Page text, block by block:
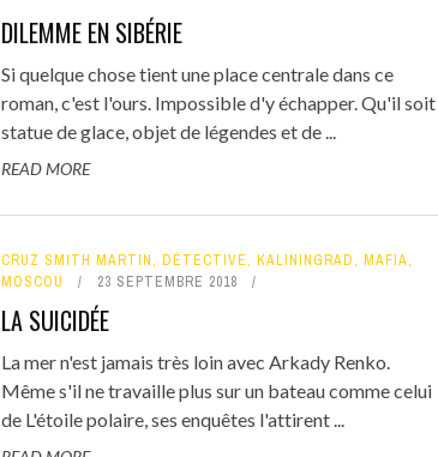
DILEMME EN SIBÉRIE
Si quelque chose tient une place centrale dans ce
roman, c'est l'ours. Impossible d'y échapper. Qu'il soit
statue de glace, objet de légendes et de ...
READ MORE
CRUZ SMITH MARTIN, DÉTECTIVE, KALININGRAD, MAFIA,
MOSCOU
23 SEPTEMBRE 2018
LA SUICIDÉE
La mer n'est jamais très loin avec Arkady Renko.
Même s'il ne travaille plus sur un bateau comme celui
de L'étoile polaire, ses enquêtes l'attirent ...